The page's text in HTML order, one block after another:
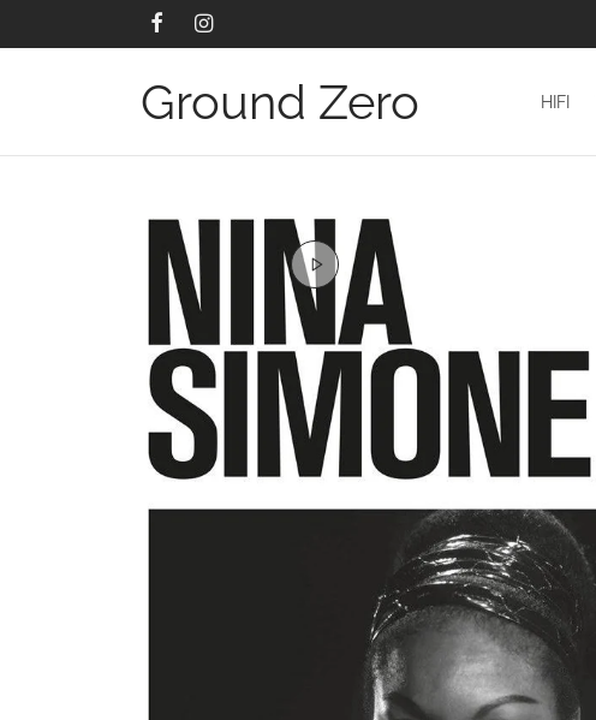
Ground Zero HIFI